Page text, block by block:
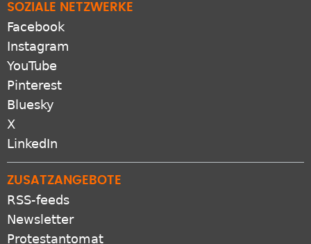
SOZIALE NETZWERKE
Facebook
Instagram
YouTube
Pinterest
Bluesky
X
LinkedIn
ZUSATZANGEBOTE
RSS-feeds
Newsletter
Protestantomat